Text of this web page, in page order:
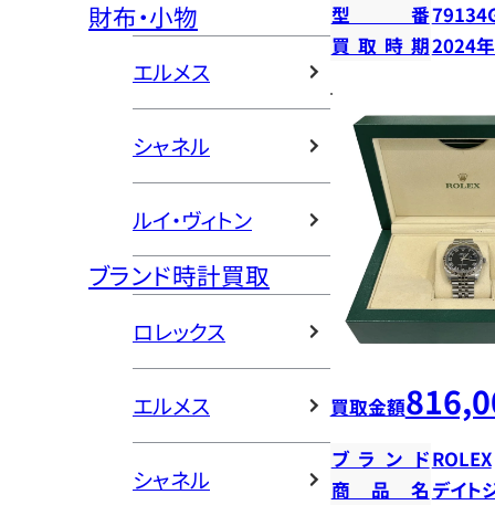
財布・小物
エルメス
シャネル
ルイ・ヴィトン
ブランド時計買取
ロレックス
エルメス
シャネル
型番
買取時期2024
買取金額
ブランドROLEX
商品名 デイト